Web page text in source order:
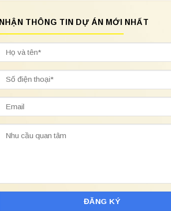
NHẬN THÔNG TIN DỰ ÁN MỚI NHẤT